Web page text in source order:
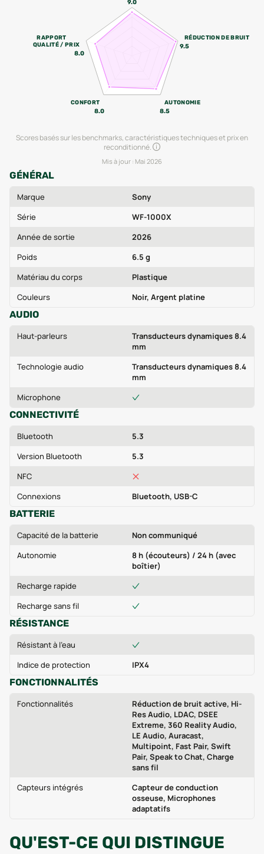
9.0
RÉDUCTION DE BRUIT
9.5
AUTONOMIE
8.5
CONFORT
8.0
RAPPORT
QUALITÉ / PRIX
8.0
Scores basés sur les benchmarks, caractéristiques techniques et prix en
reconditionné.
Mis à jour : Mai 2026
GÉNÉRAL
Marque
Sony
Série
WF-1000X
Année de sortie
2026
Poids
6.5 g
Matériau du corps
Plastique
Couleurs
Noir, Argent platine
AUDIO
Haut-parleurs
Transducteurs dynamiques 8.4
mm
Technologie audio
Transducteurs dynamiques 8.4
mm
Microphone
CONNECTIVITÉ
Bluetooth
5.3
Version Bluetooth
5.3
NFC
Connexions
Bluetooth, USB-C
BATTERIE
Capacité de la batterie
Non communiqué
Autonomie
8 h (écouteurs) / 24 h (avec
boîtier)
Recharge rapide
Recharge sans fil
RÉSISTANCE
Résistant à l'eau
Indice de protection
IPX4
FONCTIONNALITÉS
Fonctionnalités
Réduction de bruit active, Hi-
Res Audio, LDAC, DSEE
Extreme, 360 Reality Audio,
LE Audio, Auracast,
Multipoint, Fast Pair, Swift
Pair, Speak to Chat, Charge
sans fil
Capteurs intégrés
Capteur de conduction
osseuse, Microphones
adaptatifs
QU'EST-CE QUI DISTINGUE